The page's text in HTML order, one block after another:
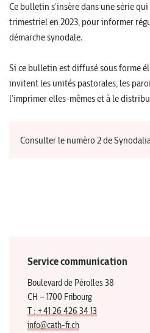
Ce bulletin s’insère dans une série
trimestriel en 2023, pour informer
démarche synodale.
Si ce bulletin est diffusé sous forme
invitent les unités pastorales, les
l’imprimer elles-mêmes et à le
Consulter le numèro 2 de
Service communication
Boulevard de Pérolles 38
CH – 1700 Fribourg
T : +41 26 426 34 13
info@cath-fr.ch